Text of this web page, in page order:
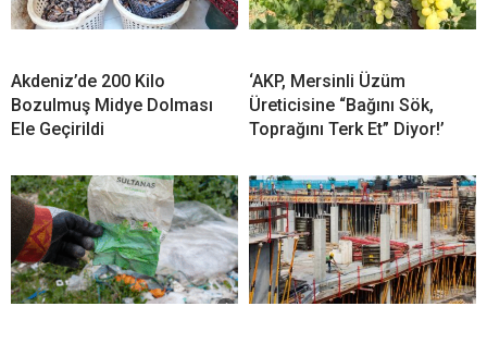
Akdeniz’de 200 Kilo
Bozulmuş Midye Dolması
Ele Geçirildi
‘AKP, Mersinli Üzüm
Üreticisine “Bağını Sök,
Toprağını Terk Et” Diyor!’